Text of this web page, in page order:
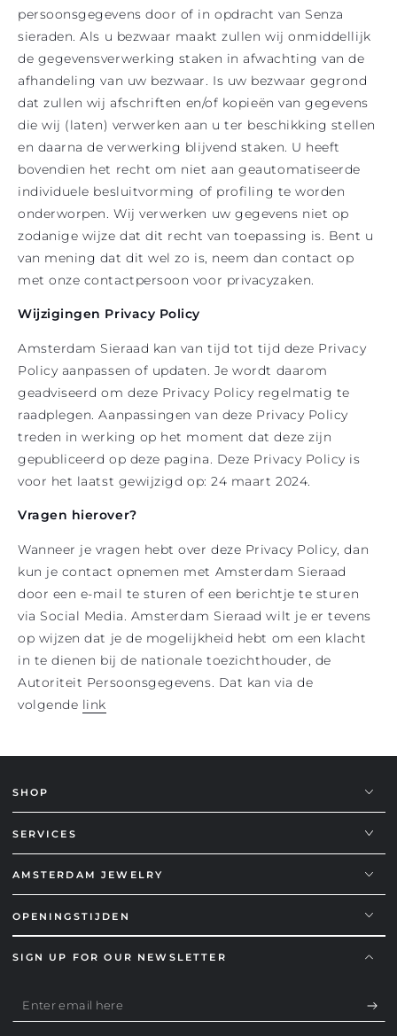
persoonsgegevens door of in opdracht van Senza
sieraden. Als u bezwaar maakt zullen wij onmiddellijk
de gegevensverwerking staken in afwachting van de
afhandeling van uw bezwaar. Is uw bezwaar gegrond
dat zullen wij afschriften en/of kopieën van gegevens
die wij (laten) verwerken aan u ter beschikking stellen
en daarna de verwerking blijvend staken. U heeft
bovendien het recht om niet aan geautomatiseerde
individuele besluitvorming of profiling te worden
onderworpen. Wij verwerken uw gegevens niet op
zodanige wijze dat dit recht van toepassing is. Bent u
van mening dat dit wel zo is, neem dan contact op
met onze contactpersoon voor privacyzaken.
Wijzigingen Privacy Policy
Amsterdam Sieraad kan van tijd tot tijd deze Privacy
Policy aanpassen of updaten. Je wordt daarom
geadviseerd om deze Privacy Policy regelmatig te
raadplegen. Aanpassingen van deze Privacy Policy
treden in werking op het moment dat deze zijn
gepubliceerd op deze pagina. Deze Privacy Policy is
voor het laatst gewijzigd op: 24 maart 2024.
Vragen hierover?
Wanneer je vragen hebt over deze Privacy Policy, dan
kun je contact opnemen met Amsterdam Sieraad
door een e-mail te sturen of een berichtje te sturen
via Social Media. Amsterdam Sieraad wilt je er tevens
op wijzen dat je de mogelijkheid hebt om een klacht
in te dienen bij de nationale toezichthouder, de
Autoriteit Persoonsgegevens. Dat kan via de
volgende link
SHOP
SERVICES
AMSTERDAM JEWELRY
OPENINGSTIJDEN
SIGN UP FOR OUR NEWSLETTER
Enter
email